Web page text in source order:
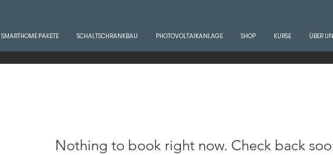
SMARTHOME PAKETE SCHALTSCHRANKBAU PHOTOVOLTAIKANLAGE SHOP KURSE ÜBER
Nothing to book right now. Check back